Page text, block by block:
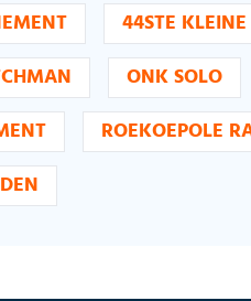
44STE
ONK SOLO
ROEKOEPOLE